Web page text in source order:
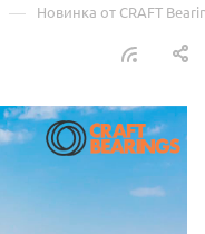
— Новинка от CRAFT